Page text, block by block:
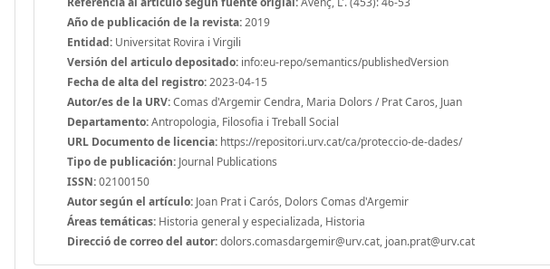
Año de publicación de la revista:2019
Entidad: Universitat Rovira i Virgili
Versión del articulo depositado: info:eu-repo/semantics/publishedVersion
Fecha de alta del registro:2023-04-15
Autor/es de la URV:Comas d'Argemir Cendra, Maria Dolors / Prat Caros, Juan
Departamento:Antropologia, Filosofia i Treball Social
URL Documento de licencia: https://repositori.urv.cat/ca/proteccio-de-dades/
Tipo de publicación: Journal Publications
ISSN:02100150
Autor según el artículo: Joan Prat i Carós, Dolors Comas d'Argemir
Áreas temáticas: Historia general y especializada, Historia
Direcció de correo del autor:dolors.comasdargemir@urv.cat, joan.prat@urv.cat